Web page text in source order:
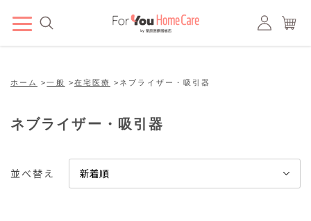
ホーム >一般 >在宅医療 > ネブライザー・吸引器
ネブライザー・吸引器
並べ替え